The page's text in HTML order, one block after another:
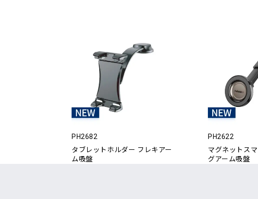
PH2682
タブレットホルダー フレキアー
ム吸盤
PH2622
マグネットス
グアーム吸盤